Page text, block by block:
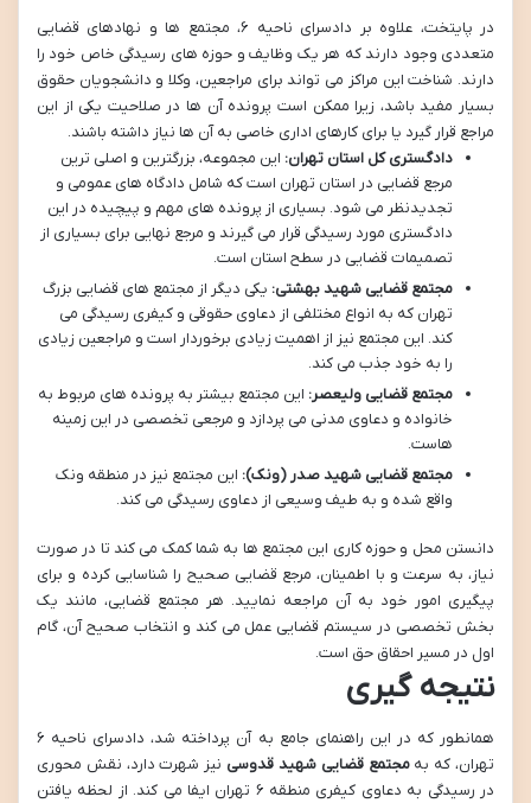
در پایتخت، علاوه بر دادسرای ناحیه ۶، مجتمع ها و نهادهای قضایی
متعددی وجود دارند که هر یک وظایف و حوزه های رسیدگی خاص خود را
دارند. شناخت این مراکز می تواند برای مراجعین، وکلا و دانشجویان حقوق
بسیار مفید باشد، زیرا ممکن است پرونده آن ها در صلاحیت یکی از این
مراجع قرار گیرد یا برای کارهای اداری خاصی به آن ها نیاز داشته باشند.
دادگستری کل استان تهران: این مجموعه، بزرگترین و اصلی ترین
مرجع قضایی در استان تهران است که شامل دادگاه های عمومی و
تجدیدنظر می شود. بسیاری از پرونده های مهم و پیچیده در این
دادگستری مورد رسیدگی قرار می گیرند و مرجع نهایی برای بسیاری از
تصمیمات قضایی در سطح استان است.
مجتمع قضایی شهید بهشتی: یکی دیگر از مجتمع های قضایی بزرگ
تهران که به انواع مختلفی از دعاوی حقوقی و کیفری رسیدگی می
کند. این مجتمع نیز از اهمیت زیادی برخوردار است و مراجعین زیادی
را به خود جذب می کند.
مجتمع قضایی ولیعصر: این مجتمع بیشتر به پرونده های مربوط به
خانواده و دعاوی مدنی می پردازد و مرجعی تخصصی در این زمینه
هاست.
مجتمع قضایی شهید صدر (ونک): این مجتمع نیز در منطقه ونک
واقع شده و به طیف وسیعی از دعاوی رسیدگی می کند.
دانستن محل و حوزه کاری این مجتمع ها به شما کمک می کند تا در صورت
نیاز، به سرعت و با اطمینان، مرجع قضایی صحیح را شناسایی کرده و برای
پیگیری امور خود به آن مراجعه نمایید. هر مجتمع قضایی، مانند یک
بخش تخصصی در سیستم قضایی عمل می کند و انتخاب صحیح آن، گام
اول در مسیر احقاق حق است.
نتیجه گیری
همانطور که در این راهنمای جامع به آن پرداخته شد، دادسرای ناحیه ۶
تهران، که بهمجتمع قضایی شهید قدوسی نیز شهرت دارد، نقش محوری
در رسیدگی به دعاوی کیفری منطقه ۶ تهران ایفا می کند. از لحظه یافتن